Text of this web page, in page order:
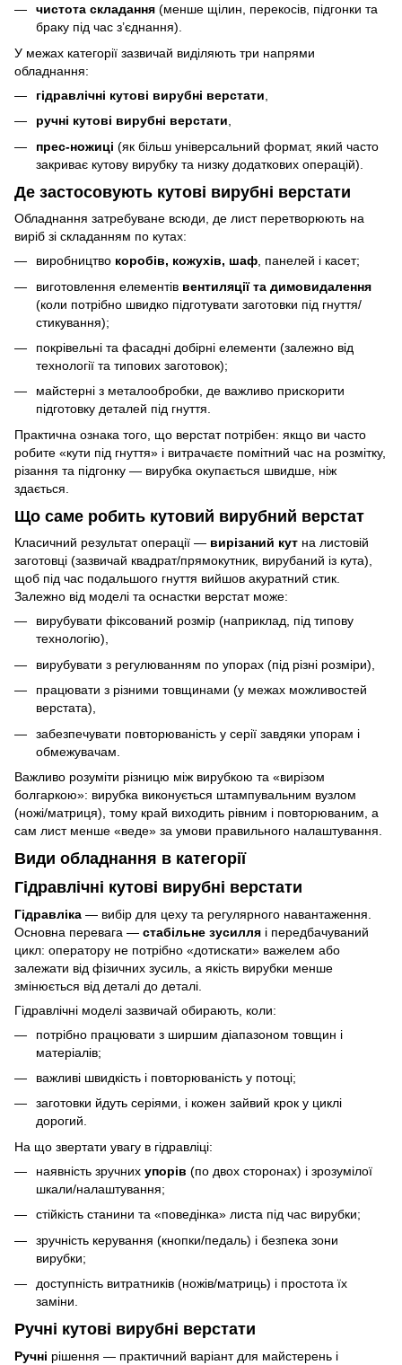
чистота складання (менше щілин, перекосів, підгонки та
браку під час з’єднання).
У межах категорії зазвичай виділяють три напрями
обладнання:
гідравлічні кутові вирубні верстати
ручні кутові вирубні верстати,
прес-ножиці (як більш універсальний формат, який часто
закриває кутову вирубку та низку додаткових операцій).
Де застосовують кутові вирубні верстати
Обладнання затребуване всюди, де лист перетворюють на
виріб зі складанням по кутах:
виробництво коробів, кожухів, шаф, панелей і касет;
виготовлення елементів вентиляції та димовидалення
(коли потрібно швидко підготувати заготовки під гнуття/
стикування);
покрівельні та фасадні добірні елементи (залежно від
технології та типових заготовок);
майстерні з металообробки, де важливо прискорити
підготовку деталей під гнуття.
Практична ознака того, що верстат потрібен: якщо ви часто
робите «кути під гнуття» і витрачаєте помітний час на розмітку,
різання та підгонку — вирубка окупається швидше, ніж
здається.
Що саме робить кутовий вирубний верстат
Класичний результат операції — вирізаний кут на листовій
заготовці (зазвичай квадрат/прямокутник, вирубаний із кута),
щоб під час подальшого гнуття вийшов акуратний стик.
Залежно від моделі та оснастки верстат може:
вирубувати фіксований розмір (наприклад, під типову
технологію),
вирубувати з регулюванням по упорах (під різні розміри),
працювати з різними товщинами (у межах можливостей
верстата),
забезпечувати повторюваність у серії завдяки упорам і
обмежувачам.
Важливо розуміти різницю між вирубкою та «вирізом
болгаркою»: вирубка виконується штампувальним вузлом
(ножі/матриця), тому край виходить рівним і повторюваним, а
сам лист менше «веде» за умови правильного налаштування.
Види обладнання в категорії
Гідравлічні кутові вирубні верстати
Гідравліка — вибір для цеху та регулярного навантаження.
Основна перевага — стабільне зусилля і передбачуваний
цикл: оператору не потрібно «дотискати» важелем або
залежати від фізичних зусиль, а якість вирубки менше
змінюється від деталі до деталі.
Гідравлічні моделі зазвичай обирають, коли:
потрібно працювати з ширшим діапазоном товщин і
матеріалів;
важливі швидкість і повторюваність у потоці;
заготовки йдуть серіями, і кожен зайвий крок у циклі
дорогий.
На що звертати увагу в гідравліці:
наявність зручних упорів (по двох сторонах) і зрозумілої
шкали/налаштування;
стійкість станини та «поведінка» листа під час вирубки;
зручність керування (кнопки/педаль) і безпека зони
вирубки;
доступність витратників (ножів/матриць) і простота їх
заміни.
Ручні кутові вирубні верстати
Ручні рішення — практичний варіант для майстерень і